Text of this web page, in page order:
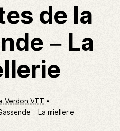
de la
– La
Verdon VTT
– La miellerie